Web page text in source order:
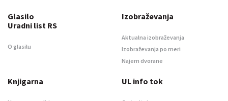
Glasilo
Uradni list RS
O glasilu
Izobraževanja
Aktualna izobraževanja
Izobraževanja po meri
Najem dvorane
Knjigarna UL info tok